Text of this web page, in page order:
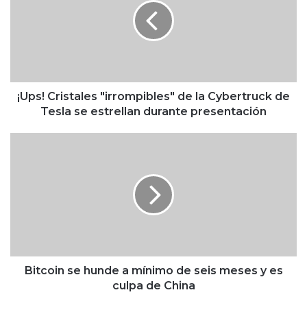
s
p
¡Ups! Cristales "irrompibles" de la Cybertruck de
Tesla se estrellan durante presentación
e
Bitcoin se hunde a mínimo de seis meses y es
culpa de China